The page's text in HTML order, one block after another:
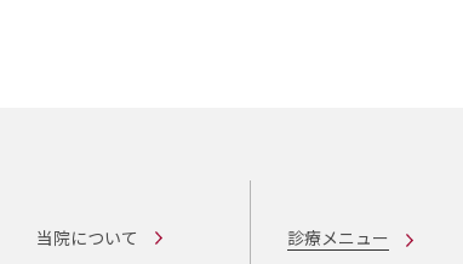
当院について
診療メニュー